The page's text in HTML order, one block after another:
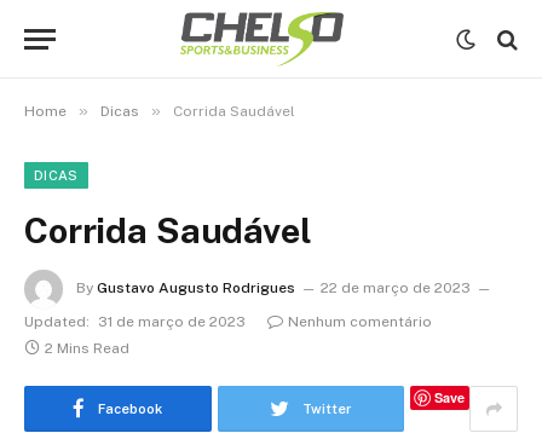
Home » Dicas » Corrida Saudável
DICAS
Corrida Saudável
By Gustavo Augusto Rodrigues
22 de março de 2023
Updated:
31 de março de 2023
Nenhum comentário
2 Mins Read
Facebook Twitter
Save